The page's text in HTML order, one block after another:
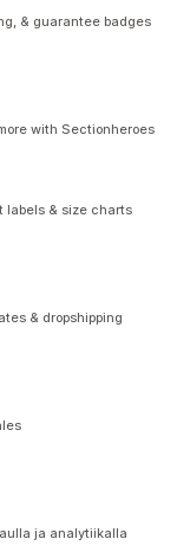
& guarantee badges
with Sectionheroes
labels & size charts
& dropshipping
ja analytiikalla